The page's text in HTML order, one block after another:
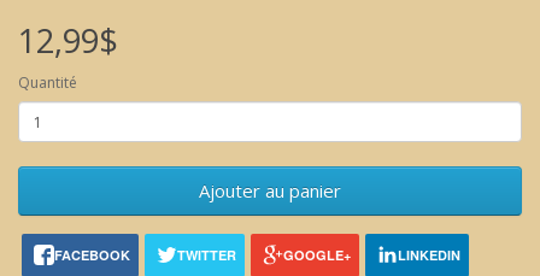
12,99$
Quantité
Ajouter au panier
FACEBOOK TWITTER GOOGLE+ LINKEDIN